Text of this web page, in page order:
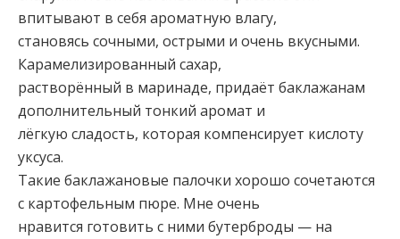
впитывают в себя ароматную влагу,
становясь сочными, острыми и очень вкусными.
Карамелизированный сахар,
растворённый в маринаде, придаёт баклажанам
дополнительный тонкий аромат и
лёгкую сладость, которая компенсирует кислоту
уксуса.
Такие баклажановые палочки хорошо сочетаются
с картофельным пюре. Мне очень
нравится готовить с ними бутерброды — на